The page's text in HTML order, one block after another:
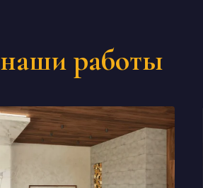
наши работы